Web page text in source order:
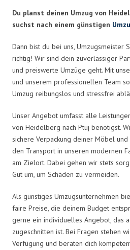
Du planst deinen Umzug von
suchst nach einem günstigen
Dann bist du bei uns, Umzugsmeister
richtig! Wir sind dein zuverlässiger
und preiswerte Umzüge geht. Mit
und unserem professionellen Team
Umzug reibungslos und stressfrei
Unser Angebot umfasst alle
von Heidelberg nach Ptuj benötigst.
sichere Verpackung deiner Möbel
den Transport in unseren modernen
am Zielort. Dabei gehen wir stets
Gut um, um Schäden zu vermeiden.
Als günstiges Umzugsunternehmen
faire Preise, die deinem Budget
gerne ein individuelles Angebot, das
zugeschnitten ist. Bei Fragen stehen
Verfügung und beraten dich